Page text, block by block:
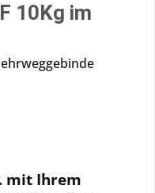
10Kg im
mit Ihrem